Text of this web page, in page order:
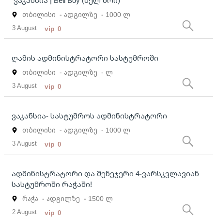
თბილისი - ადგილზე - 1000 ლ
3 August vip 0
ღამის ადმინისტრატორი სასტუმროში
თბილისი - ადგილზე - ლ
3 August vip 0
ვაკანსია- სასტუმროს ადმინისტრატორი
თბილისი - ადგილზე - 1000 ლ
3 August vip 0
ადმინისტრატორი და მენეჯერი 4-ვარსკვლავიან
სასტუმროში რაჭაში!
რაჭა - ადგილზე - 1500 ლ
2 August vip 0